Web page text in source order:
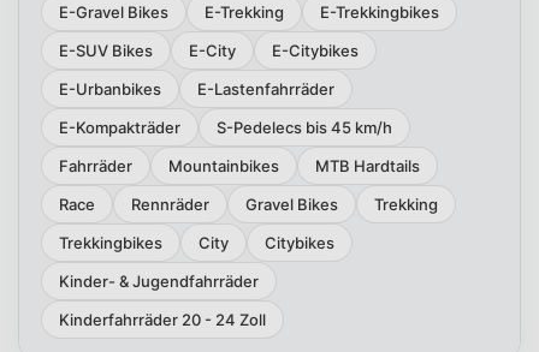
E-Gravel Bikes
E-Trekking
E-Trekkingbikes
E-SUV Bikes
E-City
E-Citybikes
E-Urbanbikes
E-Lastenfahrräder
E-Kompakträder
S-Pedelecs bis 45 km/h
Fahrräder
Mountainbikes
MTB Hardtails
Race
Rennräder Gravel Bikes
Trekking
Trekkingbikes
City
Citybikes
Kinder- & Jugendfahrräder
Kinderfahrräder 20 - 24 Zoll